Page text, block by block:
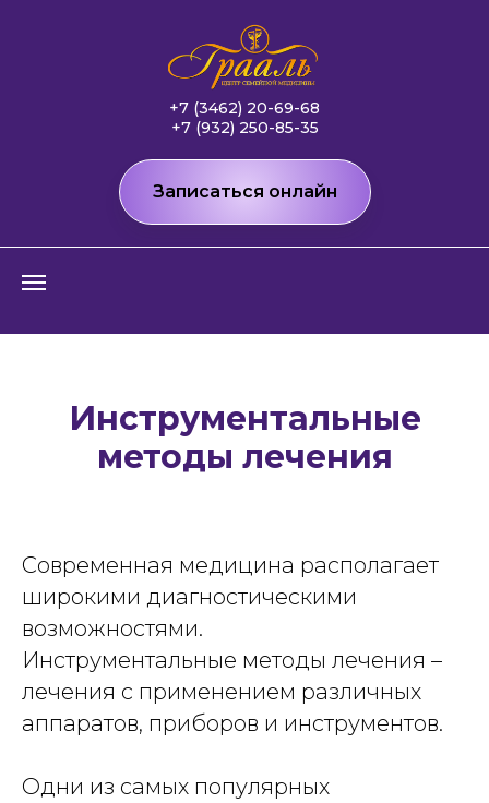
+7 (3462) 20-69-68
+7 (932) 250-85-35
Записаться онлайн
Инструментальные
методы лечения
Современная медицина располагает
широкими диагностическими
возможностями.
Инструментальные методы лечения –
лечения с применением различных
аппаратов, приборов и инструментов.
Одни из самых популярных